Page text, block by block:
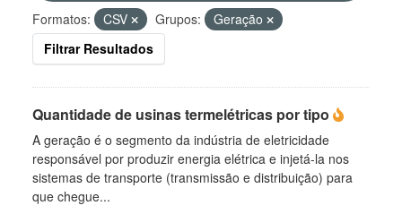
Formatos:
CSV Grupos:
Geração
Filtrar Resultados
Quantidade de usinas termelétricas por tipo
A geração é o segmento da indústria de eletricidade
responsável por produzir energia elétrica e injetá-la nos
sistemas de transporte (transmissão e distribuição) para
que chegue...